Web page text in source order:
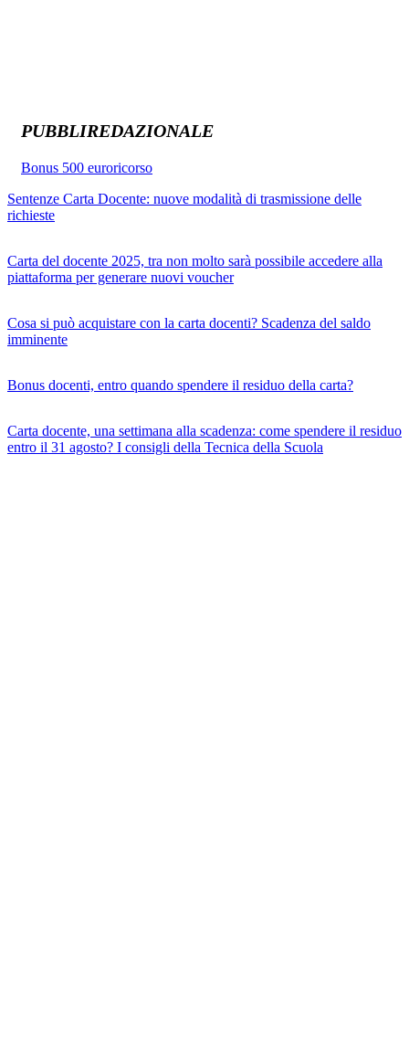
PUBBLIREDAZIONALE
Bonus 500 euroricorso
Sentenze Carta Docente: nuove modalità di trasmissione delle
richieste
Carta del docente 2025, tra non molto sarà possibile accedere alla
piattaforma per generare nuovi voucher
Cosa si può acquistare con la carta docenti? Scadenza del saldo
imminente
Bonus docenti, entro quando spendere il residuo della carta?
Carta docente, una settimana alla scadenza: come spendere il residuo
entro il 31 agosto? I consigli della Tecnica della Scuola